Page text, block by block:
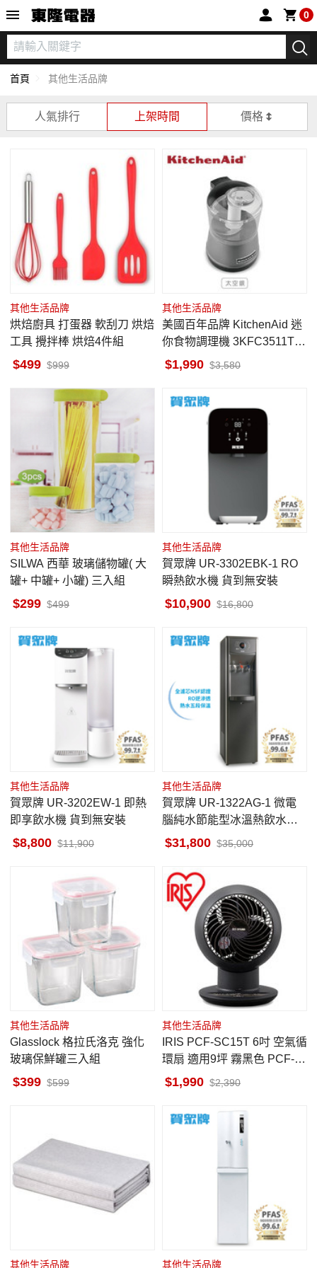
0
首頁 其他生活品牌
人氣排行 上架時間 價格
其他生活品牌
烘焙廚具 打蛋器 軟刮刀 烘焙
工具 攪拌棒 烘焙4件組
499 999
其他生活品牌
美國百年品牌 KitchenAid 迷
你食物調理機 3KFC3511TC
U 太空灰
1,990 3,580
其他生活品牌
SILWA 西華 玻璃儲物罐( 大
罐+ 中罐+ 小罐) 三入組
299 499
其他生活品牌
賀眾牌 UR-3302EBK-1 RO
瞬熱飲水機 貨到無安裝
10,900 16,800
其他生活品牌
賀眾牌 UR-3202EW-1 即熱
即享飲水機 貨到無安裝
8,800 11,900
其他生活品牌
賀眾牌 UR-1322AG-1 微電
腦純水節能型冰溫熱飲水機
含標準安裝
31,800 35,000
其他生活品牌
Glasslock 格拉氏洛克 強化
玻璃保鮮罐三入組
399 599
其他生活品牌
IRIS PCF-SC15T 6吋 空氣循
環扇 適用9坪 霧黑色 PCF-S
C15TBK
1,990 2,390
其他生活品牌 其他生活品牌